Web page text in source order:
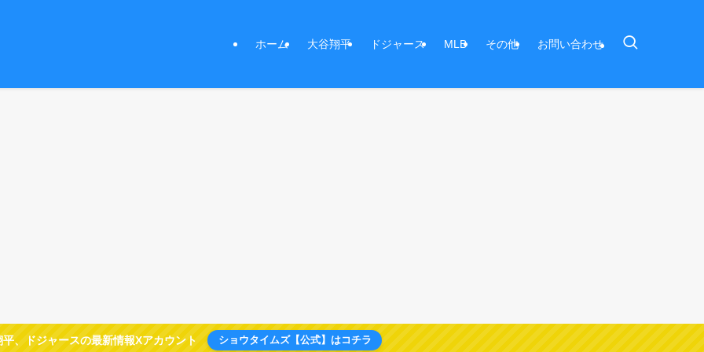
ホーム 大谷翔平 ドジャース MLB その他 お問い合わせ
平、ドジャースの最新情報Xアカウント ショウタイムズ【公式】はコチラ